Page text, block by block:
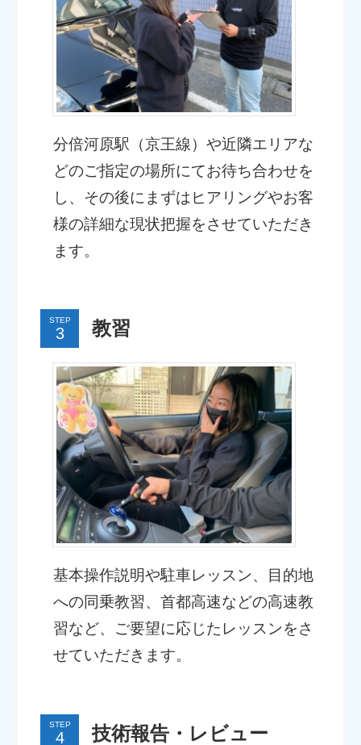
分倍河原駅（京王線）や近隣エリアな
どのご指定の場所にてお待ち合わせを
し、その後にまずはヒアリングやお客
様の詳細な現状把握をさせていただき
ます。
STEP 教習
基本操作説明や駐車レッスン、目的地
への同乗教習、首都高速などの高速教
習など、ご要望に応じたレッスンをさ
せていただきます。
STEP 技術報告・レビュー